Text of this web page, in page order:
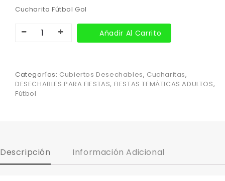
Cucharita Fútbol Gol
Añadir Al Carrito
Categorías: Cubiertos Desechables, Cucharitas,
DESECHABLES PARA FIESTAS, FIESTAS TEMÁTICAS ADULTOS,
Fútbol
Descripción Información Adicional